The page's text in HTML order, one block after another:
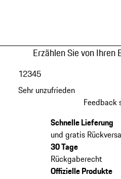
Erzählen Sie von
Sehr unzufrieden
12345
Feedback
Schnelle Lieferung
und gratis
30 Tage
Rückgaberecht
Offizielle Produkte